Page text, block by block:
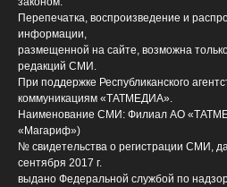
Перепечатка, воспроизведение и
информации,
размещенной на сайте, возможна
редакций СМИ.
При поддержке Республиканского
коммуникациям «ТАТМЕДИА».
Наименование СМИ: Филиал АО
«Магариф»)
№ свидетельства о регистрации СМИ,
сентября 2017 г.
выдано Федеральной службой по